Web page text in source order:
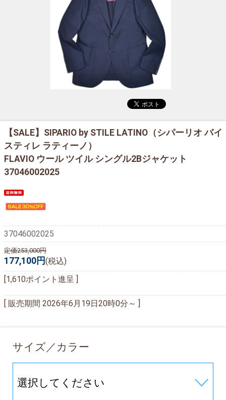
【SALE】 SIPARIO by STILE LATINO（シパーリオ バイ
スティレ ラティーノ）
FLAVIO ウール ツイル シングル2Bジャケット
37046002025
37046002025
定価253,000円
177,100円(税込)
[1,610ポイント進呈 ]
[ 販売期間 2026年6月19日20時0分 ～ ]
サイズ／カラー